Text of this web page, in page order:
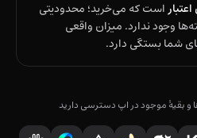
است که می‌خرید؛ محدودیتی
وجود ندارد. میزان واقعی
شما بستگی دارد.
و بقیهٔ موجود در اپ دسترسی دارید